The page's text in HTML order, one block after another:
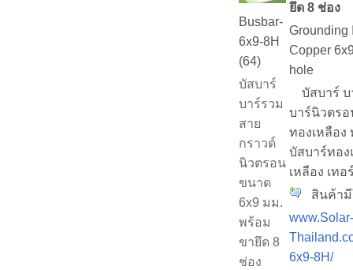
Busbar-
6x9-8H
(64)
บัสบาร์
บาร์รวม
สาย
กราวด์
นิวตรอน
ขนาด
6x9 มม.
พร้อม
ขายึด 8
ช่อง
ยึด 8 ช่อง
Grounding
Copper
hole
บัสบาร์ บ
บาร์นิวตร
ทองเหลือง
บัสบาร์ทอง
เหลือง เท
สินค้ามี
www.Solar-
6x9-8H/